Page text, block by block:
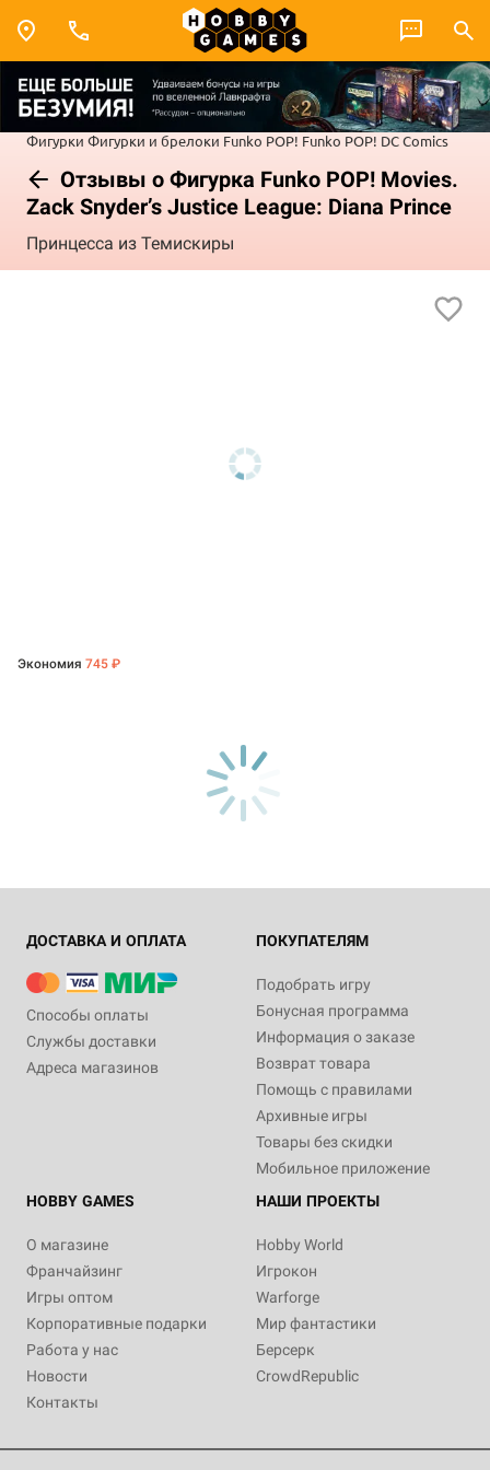
Фигурки Фигурки и брелоки Funko POP! Funko POP! DC Comics
Отзывы о Фигурка Funko POP! Movies.
Zack Snyder’s Justice League: Diana Prince
Принцесса из Темискиры
Экономия 745 ₽
ДОСТАВКА И ОПЛАТА
Способы оплаты
Службы доставки
Адреса магазинов
ПОКУПАТЕЛЯМ
Подобрать игру
Бонусная программа
Информация о заказе
Возврат товара
Помощь с правилами
Архивные игры
Товары без скидки
Мобильное приложение
HOBBY GAMES
О магазине
Франчайзинг
Игры оптом
Корпоративные подарки
Работа у нас
Новости
Контакты
НАШИ ПРОЕКТЫ
Hobby World
Игрокон
Warforge
Мир фантастики
Берсерк
CrowdRepublic